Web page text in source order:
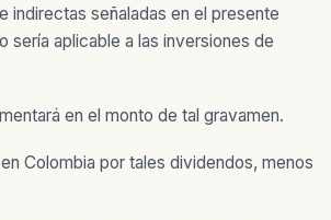
indirectas señaladas en el presente
aplicable a las inversiones de
en el monto de tal gravamen.
Colombia por tales dividendos, menos